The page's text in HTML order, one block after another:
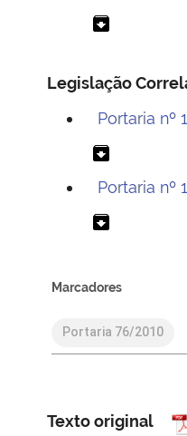
archive
Legislação
Portaria nº
archive
Portaria nº
archive
Marcadores
Portaria 76/2010
Texto original